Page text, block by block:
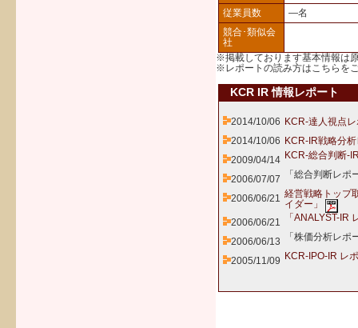
従業員数
―名
競合･類似会
社
※掲載しております基本情報は
※レポートの読み方はこちら を
KCR IR 情報レポート
2014/10/06 KCR-達人視点
2014/10/06 KCR-IR戦略分
2009/04/14 KCR-総合判断-
2006/07/07 「総合判断レポ
2006/06/21 経営戦略トップ
イダー」
2006/06/21
「ANALYST-IR
2006/06/13 「株価分析レポ
2005/11/09 KCR-IPO-IR レ